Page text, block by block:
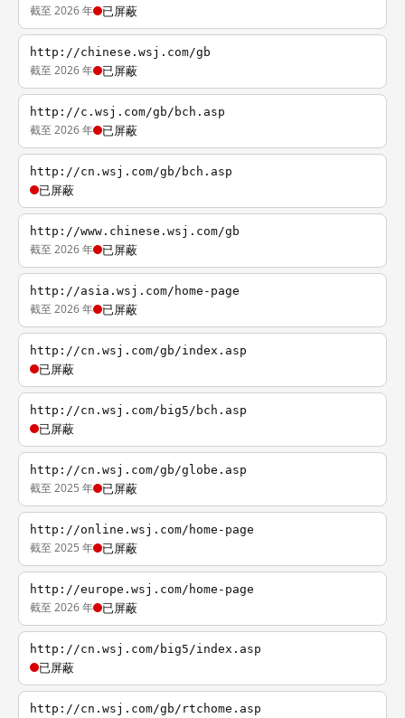
截至 2026 年 已屏蔽
http://chinese.wsj.com/gb
截至 2026 年 已屏蔽
http://c.wsj.com/gb/bch.asp
截至 2026 年 已屏蔽
http://cn.wsj.com/gb/bch.asp
已屏蔽
http://www.chinese.wsj.com/gb
截至 2026 年 已屏蔽
http://asia.wsj.com/home-page
截至 2026 年 已屏蔽
http://cn.wsj.com/gb/index.asp
已屏蔽
http://cn.wsj.com/big5/bch.asp
已屏蔽
http://cn.wsj.com/gb/globe.asp
截至 2025 年 已屏蔽
http://online.wsj.com/home-page
截至 2025 年 已屏蔽
http://europe.wsj.com/home-page
截至 2026 年 已屏蔽
http://cn.wsj.com/big5/index.asp
已屏蔽
http://cn.wsj.com/gb/rtchome.asp